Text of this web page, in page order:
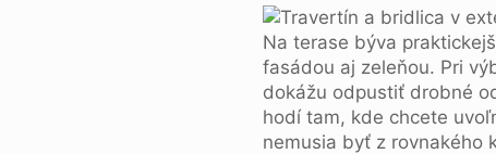
Na terase býva
fasádou aj zeleňou. Pri
dokážu odpustiť drobné
hodí tam, kde chcete
nemusia byť z rovnakého